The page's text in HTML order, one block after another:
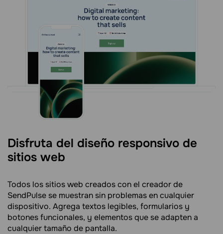
Disfruta del diseño responsivo de
sitios web
Todos los sitios web creados con el creador de
SendPulse se muestran sin problemas en cualquier
dispositivo. Agrega textos legibles, formularios y
botones funcionales, y elementos que se adapten a
cualquier tamaño de pantalla.